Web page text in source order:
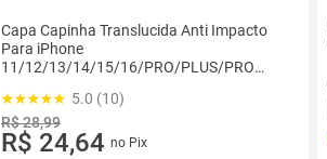
Capa Capinha Translucida Anti Impacto
Para iPhone
11/12/13/14/15/16/PRO/PLUS/PRO
5.0 (10)
R$ 28,99
R$ 24,64 no Pix